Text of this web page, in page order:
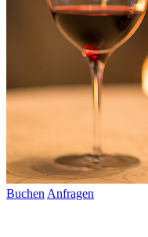
Buchen Anfragen